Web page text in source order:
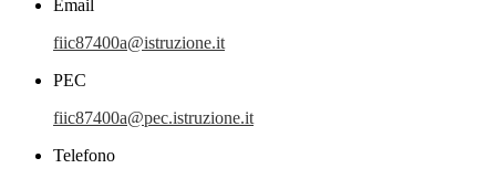
Email
fiic87400a@istruzione.it
PEC
fiic87400a@pec.istruzione.it
Telefono